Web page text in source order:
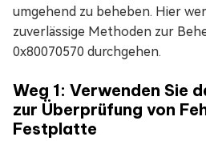
umgehend zu beheben. Hier
zuverlässige Methoden zur
0x80070570 durchgehen.
Weg 1: Verwenden Sie
zur Überprüfung von
Festplatte